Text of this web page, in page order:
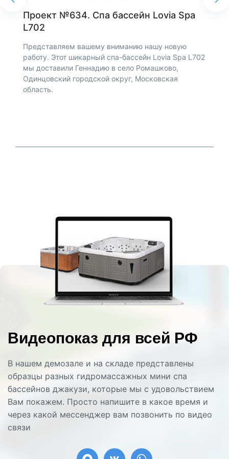
Проект №634. Спа бассейн Lovia Spa
L702
Представляем вашему вниманию нашу новую
работу. Этот шикарный спа-бассейн Lovia Spa L702
мы доставили Геннадию в село Ромашково,
Одинцовский городской округ, Московская
область.
Видеопоказ для всей РФ
В нашем демозале и на складе представлены
образцы разных гидромассажных мини спа
бассейнов джакузи, которые мы с удовольствием
Вам покажем. Просто напишите в какое время и
через какой мессенджер вам позвонить по видео
связи